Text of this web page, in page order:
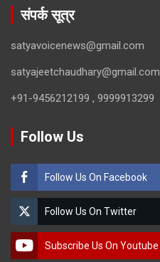
संपर्क सूत्र
satyavoicenews@gmail.com
satyajeetchaudhary@gmail.com
+91-9456212199 , 9999913299
Follow Us
Follow Us On Facebook
Follow Us On Twitter
Subscribe Us On Youtube